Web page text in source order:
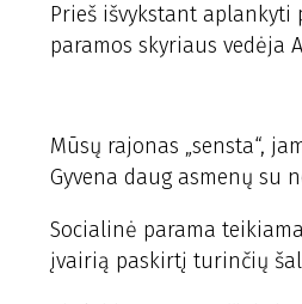
Prieš išvykstant aplankyti
paramos skyriaus vedėja
Mūsų rajonas „sensta“,
Gyvena daug asmenų su
Socialinė parama
įvairią paskirtį turinčių